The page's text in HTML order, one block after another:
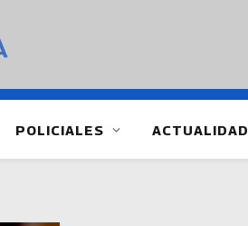
POLICIALES ACTUALIDAD